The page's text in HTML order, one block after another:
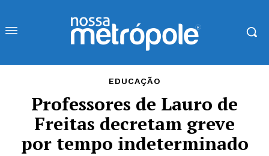
EDUCAÇÃO
Professores de Lauro de
Freitas decretam greve
por tempo indeterminado